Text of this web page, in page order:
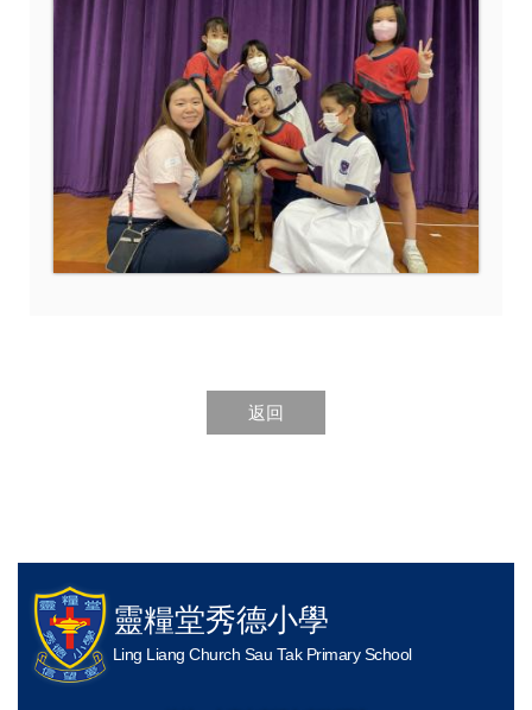
返回
靈糧堂秀德小學
Ling Liang Church Sau Tak Primary School